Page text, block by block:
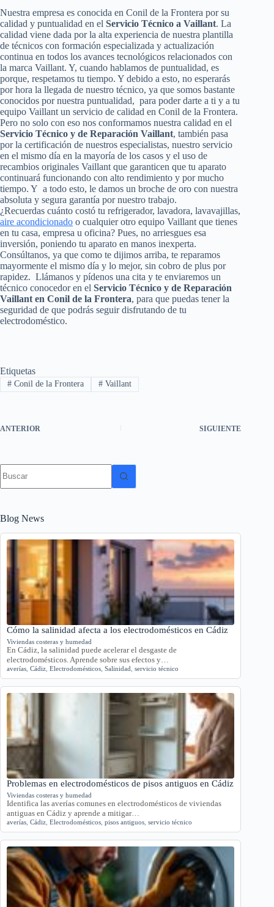
Nuestra empresa es conocida en Conil de la Frontera por su
calidad y puntualidad en el Servicio Técnico a Vaillant. La
calidad viene dada por la alta experiencia de nuestra plantilla
de técnicos con formación especializada y actualización
continua en todos los avances tecnológicos relacionados con
la marca Vaillant. Y, cuando hablamos de puntualidad, es
porque, respetamos tu tiempo. Y debido a esto, no esperarás
por hora la llegada de nuestro técnico, ya que somos bastante
conocidos por nuestra puntualidad, para poder darte a ti y a tu
equipo Vaillant un servicio de calidad en Conil de la Frontera.
Pero no solo con eso nos conformamos nuestra calidad en el
Servicio Técnico y de Reparación Vaillant, también pasa
por la certificación de nuestros especialistas, nuestro servicio
en el mismo día en la mayoría de los casos y el uso de
recambios originales Vaillant que garanticen que tu aparato
continuará funcionando con alto rendimiento y por mucho
tiempo. Y a todo esto, le damos un broche de oro con nuestra
absoluta y segura garantía por nuestro trabajo.
¿Recuerdas cuánto costó tu refrigerador, lavadora, lavavajillas,
aire acondicionado o cualquier otro equipo Vaillant que tienes
en tu casa, empresa u oficina? Pues, no arriesgues esa
inversión, poniendo tu aparato en manos inexperta.
Consúltanos, ya que como te dijimos arriba, te reparamos
mayormente el mismo día y lo mejor, sin cobro de plus por
rapidez. Llámanos y pídenos una cita y te enviaremos un
técnico conocedor en el Servicio Técnico y de Reparación
Vaillant en Conil de la Frontera, para que puedas tener la
seguridad de que podrás seguir disfrutando de tu
electrodoméstico.
Etiquetas
#Conil de la Frontera #Vaillant
ANTERIOR SIGUIENTE
resultados
Blog News
Cómo la salinidad afecta a los electrodomésticos en Cádiz
Viviendas costeras y humedad
En Cádiz, la salinidad puede acelerar el desgaste de
electrodomésticos. Aprende sobre sus efectos y…
averías Cádiz Electrodomésticos Salinidad servicio técnico
Problemas en electrodomésticos de pisos antiguos en Cádiz
Viviendas costeras y humedad
Identifica las averías comunes en electrodomésticos de viviendas
antiguas en Cádiz y aprende a mitigar…
averías Cádiz Electrodomésticos pisos antiguos servicio técnico